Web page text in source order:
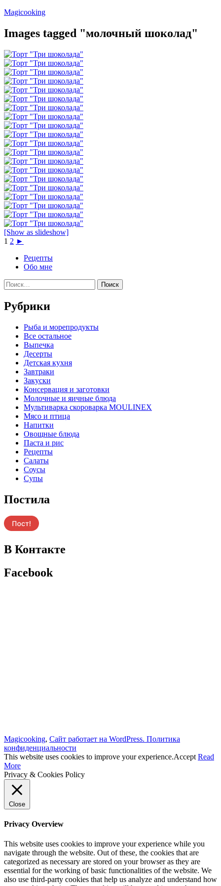
Перейти
содержимому
Magicooking
Images tagged "молочный шоколад"
[Show as slideshow]
1 2 ►
Рецепты
Обо мне
Найти:
Рубрики
Pыба и морепродукты
Все остальное
Выпечка
Десерты
Детская кухня
Завтраки
Закуски
Консервация и заготовки
Молочные и яичные блюда
Мультиварка скороварка MOULINEX
Мясо и птица
Напитки
Овощные блюда
Паста и рис
Рецепты
Салаты
Соусы
Супы
Постила
В Контакте
Facebook
Magicooking, Сайт работает на WordPress. Политика
конфиденциальности
This website uses cookies to improve your experience.Accept Read
More
Privacy & Cookies Policy
Close
Privacy Overview
This website uses cookies to improve your experience while you
navigate through the website. Out of these, the cookies that are
categorized as necessary are stored on your browser as they are
essential for the working of basic functionalities of the website. We
also use third-party cookies that help us analyze and understand how